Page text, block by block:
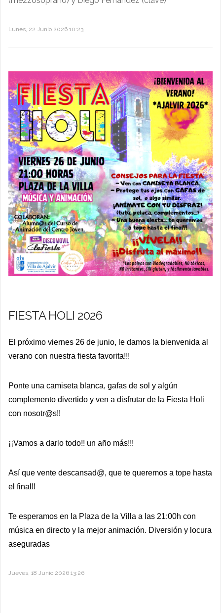
Lunes, 22 Junio 2026 10:23
FIESTA HOLI 2026
El próximo viernes 26 de junio, le damos la bienvenida al
verano con nuestra fiesta favorita!!!
Ponte una camiseta blanca, gafas de sol y algún
complemento divertido y ven a disfrutar de la Fiesta Holi
con nosotr@s!!
¡¡Vamos a darlo todo!! un año más!!!
Así que vente descansad@, que te queremos a tope hasta
el final!!
Te esperamos en la Plaza de la Villa a las 21:00h con
música en directo y la mejor animación. Diversión y locura
aseguradas
Jueves, 18 Junio 2026 13:26